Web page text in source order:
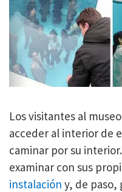
Los visitantes al
acceder al interior de
caminar por su
examinar con sus
instalación y, de paso,